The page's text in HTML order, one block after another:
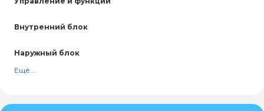
Внутренний блок
Наружный блок
Ещё...